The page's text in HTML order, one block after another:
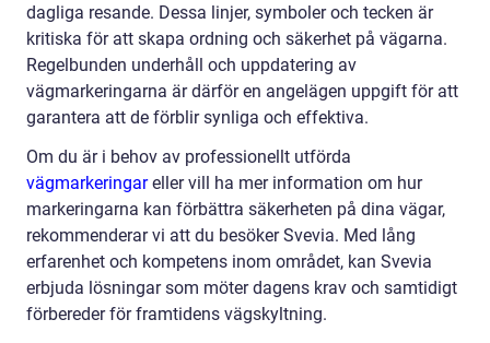
dagliga resande. Dessa linjer, symboler och tecken är
kritiska för att skapa ordning och säkerhet på vägarna.
Regelbunden underhåll och uppdatering av
vägmarkeringarna är därför en angelägen uppgift för att
garantera att de förblir synliga och effektiva.
Om du är i behov av professionellt utförda
vägmarkeringareller vill ha mer information om hur
markeringarna kan förbättra säkerheten på dina vägar,
rekommenderar vi att du besöker Svevia. Med lång
erfarenhet och kompetens inom området, kan Svevia
erbjuda lösningar som möter dagens krav och samtidigt
förbereder för framtidens vägskyltning.